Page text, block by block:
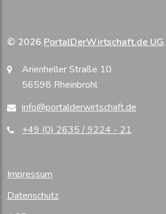
© 2026 PortalDerWirtschaft.de UG.
Arienheller Straße 10
56598 Rheinbrohl
info@portalderwirtschaft.de
+49 (0) 2635 / 9224 - 21
Impressum
Datenschutz